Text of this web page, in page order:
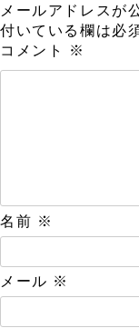
メールアドレスが
付いている欄は必
コメント
※
名前 ※
メール ※